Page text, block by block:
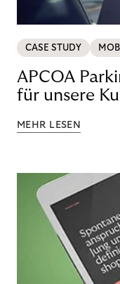
CASE STUDY
APCOA
für unsere
MEHR LESEN